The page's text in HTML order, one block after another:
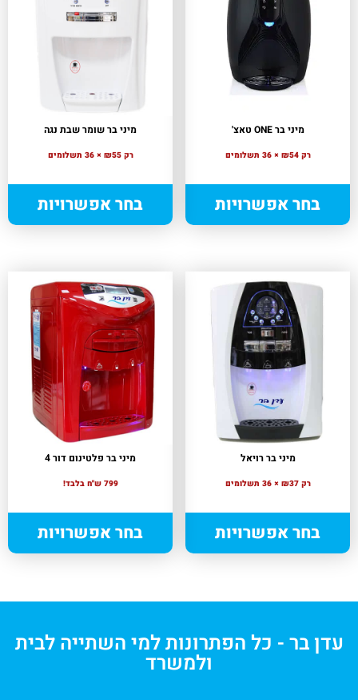
מיני בר ONE טאצ'
רק ₪54 × 36 תשלומים
בחר אפשרויות
מיני בר שומר שבת נגה
רק ₪55 × 36 תשלומים
בחר אפשרויות
מיני בר רויאל
רק ₪37 × 36 תשלומים
בחר אפשרויות
מיני בר פלטינום דור 4
799 ש"ח בלבד!
בחר אפשרויות
עדן בר - כל הפתרונות למי השתייה לבית
ולמשרד